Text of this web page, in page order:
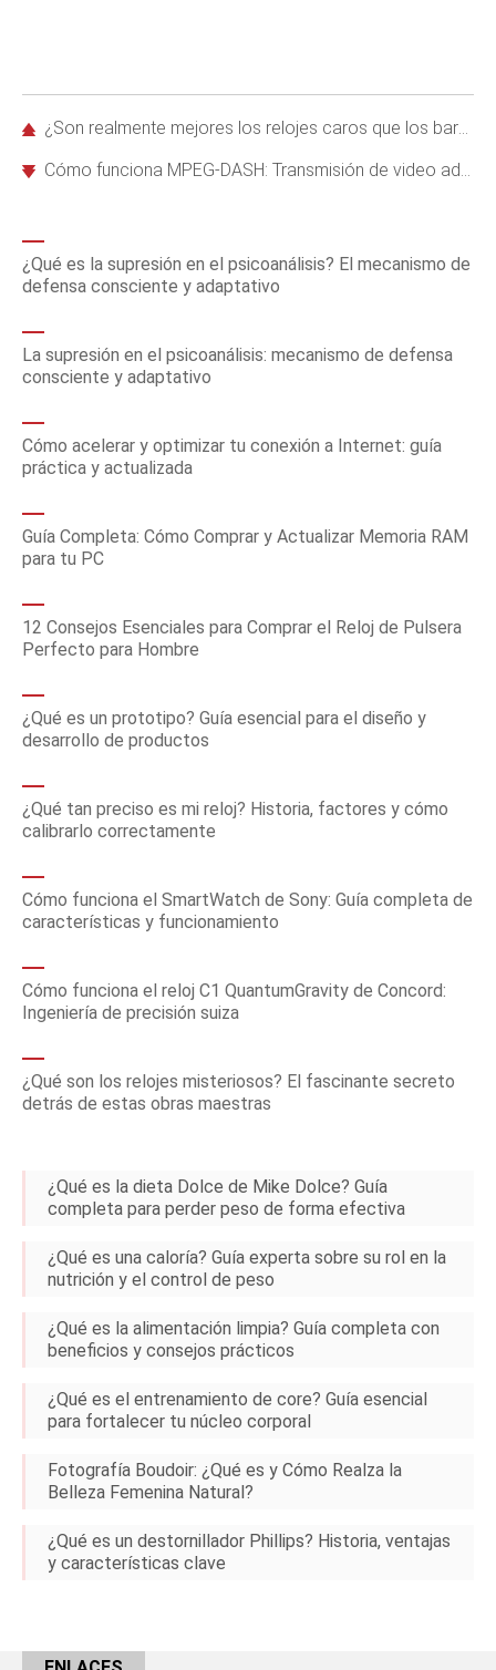
¿Son realmente mejores los relojes caros que los baratos? La verdad respaldada por expertos
Cómo funciona MPEG-DASH: Transmisión de video adaptativa e inteligente
¿Qué es la supresión en el psicoanálisis? El mecanismo de
defensa consciente y adaptativo
La supresión en el psicoanálisis: mecanismo de defensa
consciente y adaptativo
Cómo acelerar y optimizar tu conexión a Internet: guía
práctica y actualizada
Guía Completa: Cómo Comprar y Actualizar Memoria RAM
para tu PC
12 Consejos Esenciales para Comprar el Reloj de Pulsera
Perfecto para Hombre
¿Qué es un prototipo? Guía esencial para el diseño y
desarrollo de productos
¿Qué tan preciso es mi reloj? Historia, factores y cómo
calibrarlo correctamente
Cómo funciona el SmartWatch de Sony: Guía completa de
características y funcionamiento
Cómo funciona el reloj C1 QuantumGravity de Concord:
Ingeniería de precisión suiza
¿Qué son los relojes misteriosos? El fascinante secreto
detrás de estas obras maestras
¿Qué es la dieta Dolce de Mike Dolce? Guía
completa para perder peso de forma efectiva
¿Qué es una caloría? Guía experta sobre su rol en la
nutrición y el control de peso
¿Qué es la alimentación limpia? Guía completa con
beneficios y consejos prácticos
¿Qué es el entrenamiento de core? Guía esencial
para fortalecer tu núcleo corporal
Fotografía Boudoir: ¿Qué es y Cómo Realza la
Belleza Femenina Natural?
¿Qué es un destornillador Phillips? Historia, ventajas
y características clave